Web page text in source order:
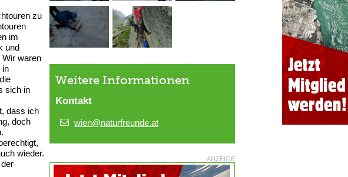
zu
im
und
Wir waren
in
sich in
dass ich
doch
wieder.
Weitere Informationen
Kontakt
wien@naturfreunde.at
ANZEIGE